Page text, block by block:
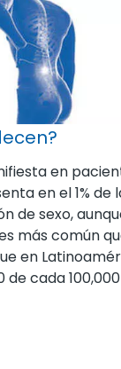
en
en el 1%
de sexo,
más común
en
cada